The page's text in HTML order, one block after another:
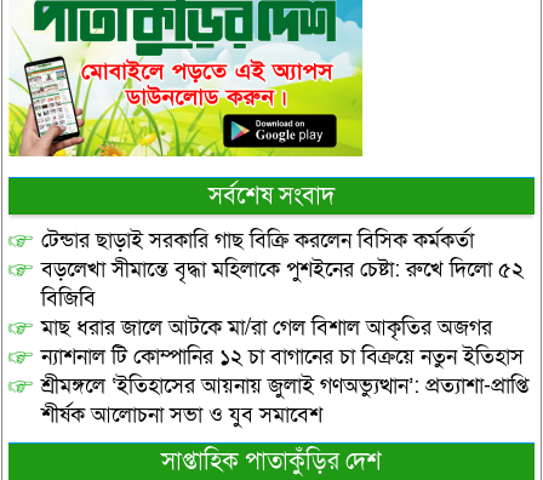
সর্বশেষ সংবাদ
টেন্ডার ছাড়াই সরকারি গাছ বিক্রি করলেন বিসিক কর্মকর্তা
বড়লেখা সীমান্তে বৃদ্ধা মহিলাকে পুশইনের চেষ্টা: রুখে দিলো ৫২
বিজিবি
মাছ ধরার জালে আটকে মা/রা গেল বিশাল আকৃতির অজগর
ন্যাশনাল টি কোম্পানির ১২ চা বাগানের চা বিক্রয়ে নতুন ইতিহাস
শ্রীমঙ্গলে ‘ইতিহাসের আয়নায় জুলাই গণঅভ্যুত্থান’: প্রত্যাশা-প্রাপ্তি
শীর্ষক আলোচনা সভা ও যুব সমাবেশ
সাপ্তাহিক পাতাকুঁড়ির দেশ